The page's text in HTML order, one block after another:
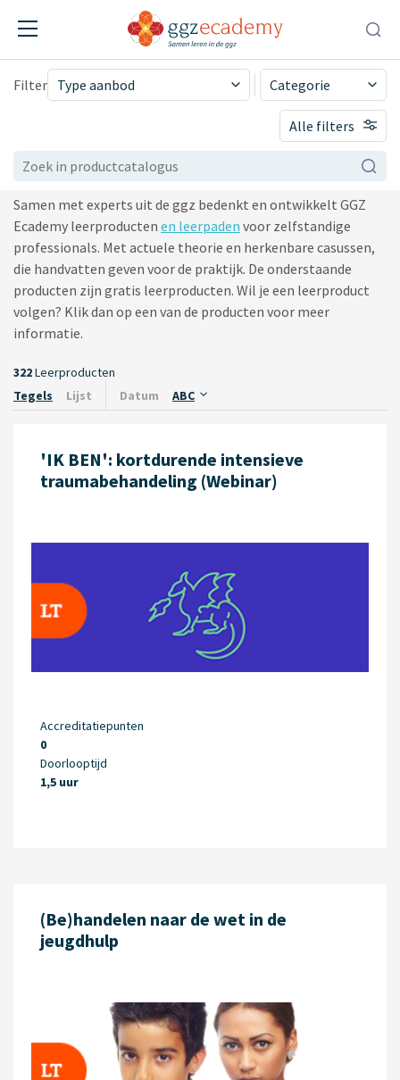
Filter Type aanbod
mbo en hbo
vLOGO-onderwijs en
partners
scholing aan derden
Categorie
Alle filters
Productcatalogus GGZ
Ecademy
Samen met experts uit de ggz bedenkt en ontwikkelt GGZ
Ecademy leerproducten en leerpaden voor zelfstandige
professionals. Met actuele theorie en herkenbare casussen,
die handvatten geven voor de praktijk. De onderstaande
producten zijn gratis leerproducten. Wil je een leerproduct
volgen? Klik dan op een van de producten voor meer
informatie.
322Leerproducten
Tegels
Lijst Datum ABC
'IK BEN': kortdurende intensieve
traumabehandeling (Webinar)
Accreditatiepunten
0
Doorlooptijd
1,5 uur
(Be)handelen naar de wet in de
jeugdhulp